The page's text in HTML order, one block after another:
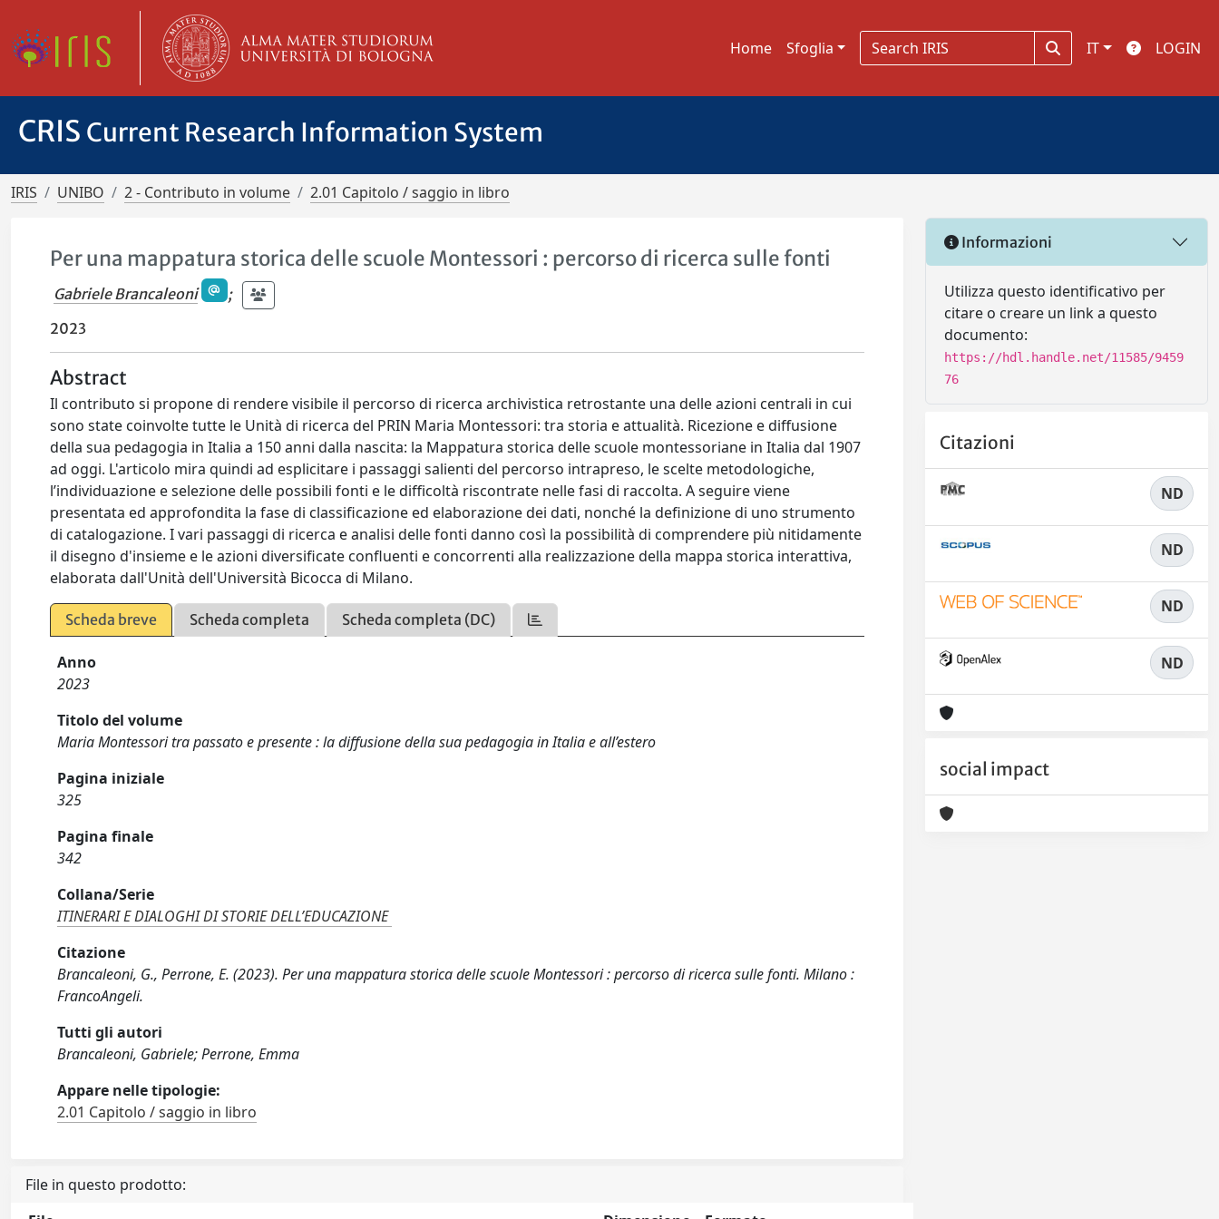
Home Sfoglia IT LOGIN
CRIS Current Research Information System
IRIS UNIBO 2 - Contributo in volume 2.01 Capitolo / saggio in libro
Per una mappatura storica delle scuole Montessori : percorso di ricerca sulle fonti
Gabriele Brancaleoni
;
2023
Abstract
Il contributo si propone di rendere visibile il percorso di ricerca archivistica retrostante una delle azioni centrali in cui
sono state coinvolte tutte le Unità di ricerca del PRIN Maria Montessori: tra storia e attualità. Ricezione e diffusione
della sua pedagogia in Italia a 150 anni dalla nascita: la Mappatura storica delle scuole montessoriane in Italia dal 1907
ad oggi. L'articolo mira quindi ad esplicitare i passaggi salienti del percorso intrapreso, le scelte metodologiche,
l’individuazione e selezione delle possibili fonti e le difficoltà riscontrate nelle fasi di raccolta. A seguire viene
presentata ed approfondita la fase di classificazione ed elaborazione dei dati, nonché la definizione di uno strumento
di catalogazione. I vari passaggi di ricerca e analisi delle fonti danno così la possibilità di comprendere più nitidamente
il disegno d'insieme e le azioni diversificate confluenti e concorrenti alla realizzazione della mappa storica interattiva,
elaborata dall'Unità dell'Università Bicocca di Milano.
Scheda breve Scheda completa Scheda completa (DC)
Anno
2023
Titolo del volume
Maria Montessori tra passato e presente : la diffusione della sua pedagogia in Italia e all’estero
Pagina iniziale
325
Pagina finale
342
Collana/Serie
ITINERARI E DIALOGHI DI STORIE DELL’EDUCAZIONE
Citazione
Brancaleoni, G., Perrone, E. (2023). Per una mappatura storica delle scuole Montessori : percorso di ricerca sulle fonti. Milano :
FrancoAngeli.
Tutti gli autori
Brancaleoni, Gabriele; Perrone, Emma
Appare nelle tipologie:
2.01 Capitolo / saggio in libro
File in questo prodotto:
Informazioni
Utilizza questo identificativo per
citare o creare un link a questo
documento:
https://hdl.handle.net/11585/9459
76
Citazioni
ND
ND
ND
ND
social impact